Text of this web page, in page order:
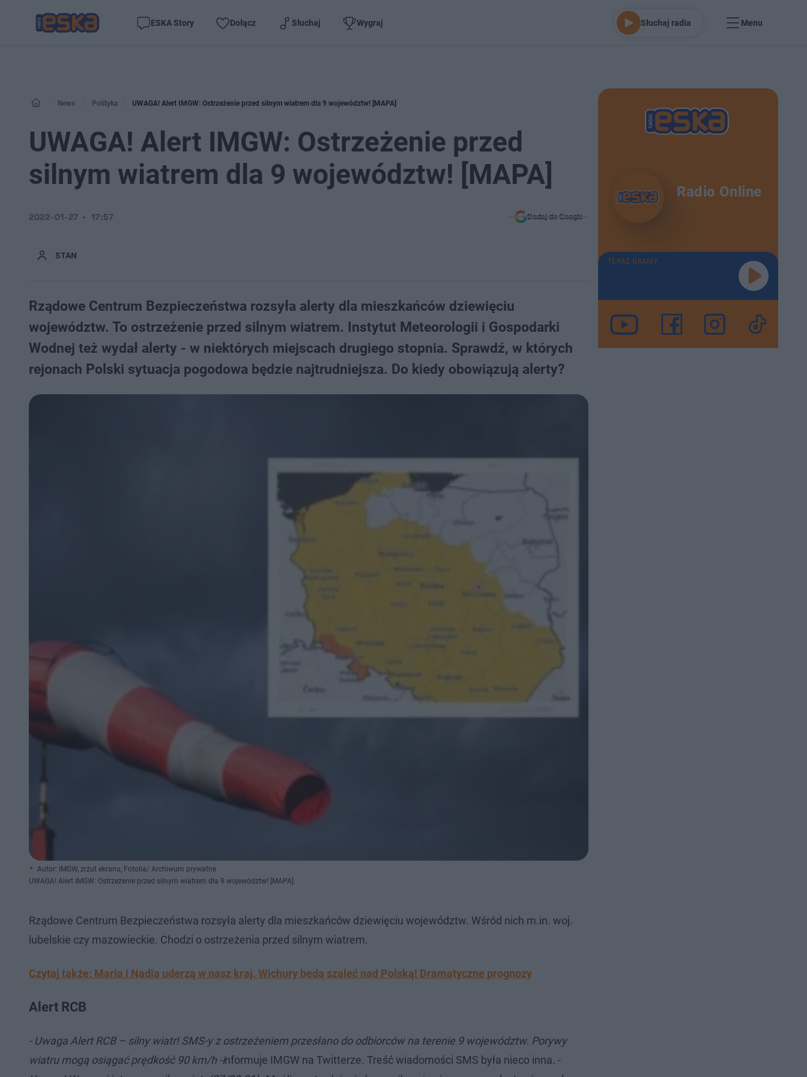
ESKA Story Dołącz Słuchaj Wygraj Słuchaj radia Menu
News Polityka UWAGA! Alert IMGW: Ostrzeżenie przed silnym wiatrem dla 9 województw! [MAPA]
UWAGA! Alert IMGW: Ostrzeżenie przed
silnym wiatrem dla 9 województw! [MAPA]
STAN
2022-01-27 17:57 Dodaj do Google
Rządowe Centrum Bezpieczeństwa rozsyła alerty dla mieszkańców dziewięciu
województw. To ostrzeżenie przed silnym wiatrem. Instytut Meteorologii i Gospodarki
Wodnej też wydał alerty - w niektórych miejscach drugiego stopnia. Sprawdź, w których
rejonach Polski sytuacja pogodowa będzie najtrudniejsza. Do kiedy obowiązują alerty?
Autor: IMGW, zrzut ekranu, Fotolia/ Archiwum prywatne
UWAGA! Alert IMGW: Ostrzeżenie przed silnym wiatrem dla 9 województw! [MAPA]
Rządowe Centrum Bezpieczeństwa rozsyła alerty dla mieszkańców dziewięciu województw. Wśród nich m.in. woj.
lubelskie czy mazowieckie. Chodzi o ostrzeżenia przed silnym wiatrem.
Czytaj także: Maria i Nadia uderzą w nasz kraj. Wichury będą szaleć nad Polską! Dramatyczne prognozy
Alert RCB
- Uwaga Alert RCB – silny wiatr! SMS-y z ostrzeżeniem przesłano do odbiorców na terenie 9 województw. Porywy
wiatru mogą osiągać prędkość 90 km/h -informuje IMGW na Twitterze. Treść wiadomości SMS była nieco inna. -
Radio Online
TERAZ GRAMY